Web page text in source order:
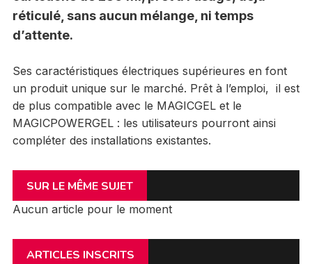
réticulé, sans aucun mélange, ni temps
d’attente.
Ses caractéristiques électriques supérieures en font
un produit unique sur le marché. Prêt à l’emploi, il est
de plus compatible avec le MAGICGEL et le
MAGICPOWERGEL : les utilisateurs pourront ainsi
compléter des installations existantes.
SUR LE MÊME SUJET
Aucun article pour le moment
ARTICLES INSCRITS